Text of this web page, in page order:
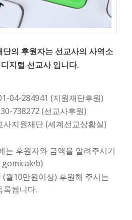
의 후원자는 선교사의 사역소
지털 선교사 입니다.
04-284941 (지원재단후원)
738272 (선교사후원)
지원재단 (세계선교상황실)
는 후원자와 금액을 알려주시기
gomicaleb)
(월10만원이상) 후원해 주시는
록됩니다.